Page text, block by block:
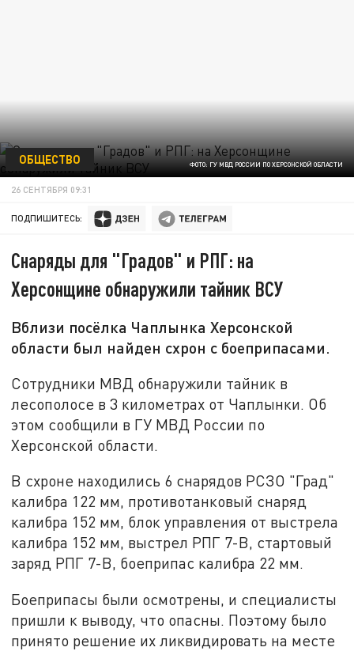
ФОТО: ГУ МВД РОССИИ ПО ХЕРСОНСКОЙ ОБЛАСТИ
ОБЩЕСТВО
26 СЕНТЯБРЯ 09:31
ПОДПИШИТЕСЬ:
Снаряды для "Градов" и РПГ: на
Херсонщине обнаружили тайник ВСУ
Вблизи посёлка Чаплынка Херсонской
области был найден схрон с боеприпасами.
Сотрудники МВД обнаружили тайник в
лесополосе в 3 километрах от Чаплынки. Об
этом сообщили в ГУ МВД России по
Херсонской области.
В схроне находились 6 снарядов РСЗО "Град"
калибра 122 мм, противотанковый снаряд
калибра 152 мм, блок управления от выстрела
калибра 152 мм, выстрел РПГ 7-В, стартовый
заряд РПГ 7-В, боеприпас калибра 22 мм.
Боеприпасы были осмотрены, и специалисты
пришли к выводу, что опасны. Поэтому было
принято решение их ликвидировать на месте